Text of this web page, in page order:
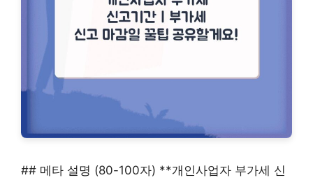
## 메타 설명 (80-100자) **개인사업자 부가세 신